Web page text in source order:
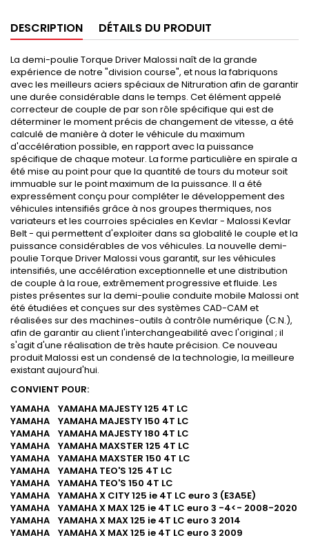
DESCRIPTION DÉTAILS DU PRODUIT
La demi-poulie Torque Driver Malossi naît de la grande
expérience de notre "division course", et nous la fabriquons
avec les meilleurs aciers spéciaux de Nitruration afin de garantir
une durée considérable dans le temps. Cet élément appelé
correcteur de couple de par son rôle spécifique qui est de
déterminer le moment précis de changement de vitesse, a été
calculé de manière à doter le véhicule du maximum
d'accélération possible, en rapport avec la puissance
spécifique de chaque moteur. La forme particulière en spirale a
été mise au point pour que la quantité de tours du moteur soit
immuable sur le point maximum de la puissance. Il a été
expressément conçu pour compléter le développement des
véhicules intensifiés grâce à nos groupes thermiques, nos
variateurs et les courroies spéciales en Kevlar - Malossi Kevlar
Belt - qui permettent d'exploiter dans sa globalité le couple et la
puissance considérables de vos véhicules. La nouvelle demi-
poulie Torque Driver Malossi vous garantit, sur les véhicules
intensifiés, une accélération exceptionnelle et une distribution
de couple à la roue, extrêmement progressive et fluide. Les
pistes présentes sur la demi-poulie conduite mobile Malossi ont
été étudiées et conçues sur des systèmes CAD-CAM et
réalisées sur des machines-outils à contrôle numérique (C.N.),
afin de garantir au client l'interchangeabilité avec l'original ; il
s'agit d'une réalisation de très haute précision. Ce nouveau
produit Malossi est un condensé de la technologie, la meilleure
existant aujourd'hui.
CONVIENT POUR:
YAMAHA YAMAHA MAJESTY 125 4T LC
YAMAHA YAMAHA MAJESTY 150 4T LC
YAMAHA YAMAHA MAJESTY 180 4T LC
YAMAHA YAMAHA MAXSTER 125 4T LC
YAMAHA YAMAHA MAXSTER 150 4T LC
YAMAHA YAMAHA TEO'S 125 4T LC
YAMAHA YAMAHA TEO'S 150 4T LC
YAMAHA YAMAHA X CITY 125 ie 4T LC euro 3 (E3A5E)
YAMAHA YAMAHA X MAX 125 ie 4T LC euro 3 -4<- 2008-2020
YAMAHA YAMAHA X MAX 125 ie 4T LC euro 3 2014
YAMAHA YAMAHA X MAX 125 ie 4T LC euro 3 2009